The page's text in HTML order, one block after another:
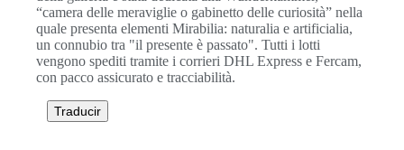
“camera delle meraviglie o gabinetto delle curiosità” nella
quale presenta elementi Mirabilia: naturalia e artificialia,
un connubio tra "il presente è passato". Tutti i lotti
vengono spediti tramite i corrieri DHL Express e Fercam,
con pacco assicurato e tracciabilità.
Traducir